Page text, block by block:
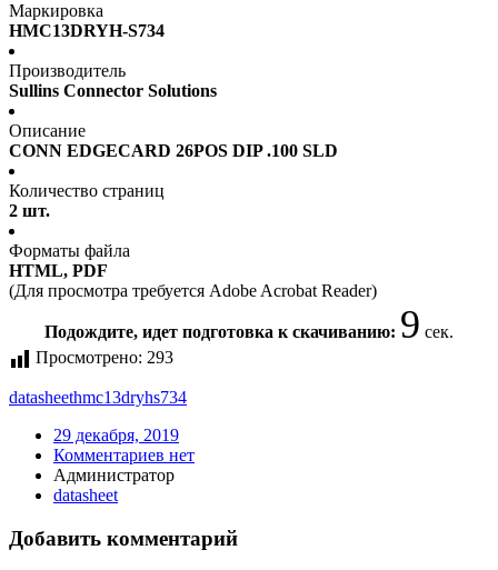
Маркировка
HMC13DRYH-S734
Производитель
Sullins Connector Solutions
Описание
CONN EDGECARD 26POS DIP .100 SLD
Количество страниц
2 шт.
Форматы файла
HTML, PDF
(Для просмотра требуется Adobe Acrobat Reader)
Подождите, идет подготовка к скачиванию: 8 сек.
Просмотрено: 293
datasheethmc13dryhs734
29 декабря, 2019
Комментариев нет
Администратор
datasheet
Добавить комментарий